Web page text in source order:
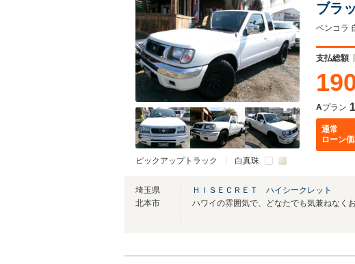
ピックアップトラック 白真珠
ブラ
ムシ
シー
ベンコラ
支払総額
Aプラン
通常
ローン
埼玉県
北本市
ＨＩＳＥＣＲＥＴ ハイシークレット